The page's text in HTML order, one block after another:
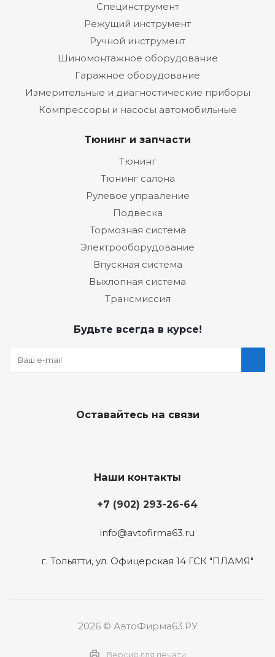
Специнструмент
Режущий инструмент
Ручной инструмент
Шиномонтажное оборудование
Гаражное оборудование
Измерительные и диагностические приборы
Компрессоры и насосы автомобильные
Тюнинг и запчасти
Тюнинг
Тюнинг салона
Рулевое управление
Подвеска
Тормозная система
Электрооборудование
Впускная система
Выхлопная система
Трансмиссия
Будьте всегда в курсе!
Оставайтесь на связи
Наши контакты
+7 (902) 293-26-64
info@avtofirma63.ru
г. Тольятти, ул. Офицерская 14 ГСК "ПЛАМЯ"
2026 © АвтоФирма63.РУ
Версия для печати